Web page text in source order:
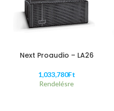
Next Proaudio – LA26
1,033,780Ft
Rendelésre